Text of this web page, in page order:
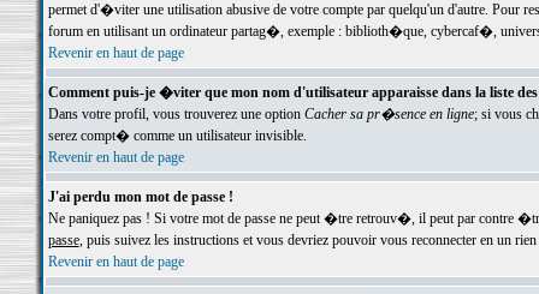
permet d'�viter une utilisation abusive de votre compte par quelqu'un d'autre. Pour
forum en utilisant un ordinateur partag�, exemple : biblioth�que, cybercaf�,
Revenir en haut de page
Comment puis-je �viter que mon nom d'utilisateur apparaisse dans la liste
Dans votre profil, vous trouverez une option Cacher sa pr�sence en ligne; si vous
serez compt� comme un utilisateur invisible.
Revenir en haut de page
J'ai perdu mon mot de passe !
Ne paniquez pas ! Si votre mot de passe ne peut �tre retrouv�, il peut par contre
passe, puis suivez les instructions et vous devriez pouvoir vous reconnecter en un rien
Revenir en haut de page